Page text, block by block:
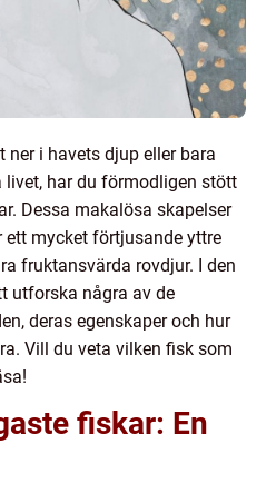
ner i havets djup eller bara
har du förmodligen stött
Dessa makalösa skapelser
ett mycket förtjusande yttre
fruktansvärda rovdjur. I den
utforska några av de
deras egenskaper och hur
Vill du veta vilken fisk som
fiskar: En